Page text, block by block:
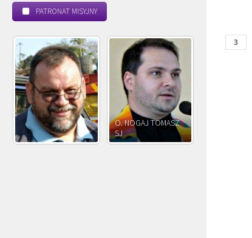
PATRONAT MISYJNY
O. JÓZEF OLEKSY SJ
O. JÓZEF
PAWŁOWSKI SJ